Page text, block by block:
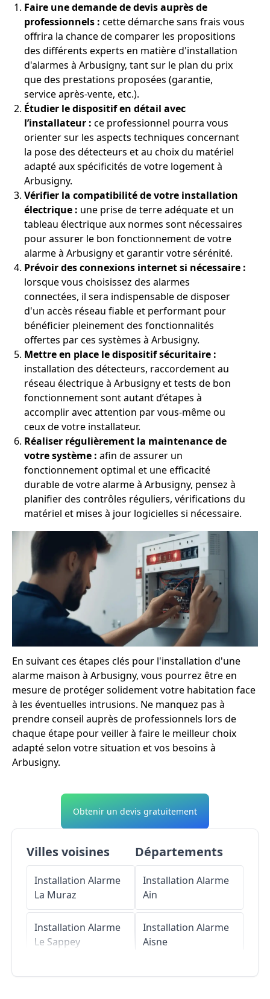
Faire une demande de devis auprès de
professionnels : cette démarche sans frais vous
offrira la chance de comparer les propositions
des différents experts en matière d'installation
d'alarmes à Arbusigny, tant sur le plan du prix
que des prestations proposées (garantie,
service après-vente, etc.).
Étudier le dispositif en détail avec
l’installateur : ce professionnel pourra vous
orienter sur les aspects techniques concernant
la pose des détecteurs et au choix du matériel
adapté aux spécificités de votre logement à
Arbusigny.
Vérifier la compatibilité de votre installation
électrique : une prise de terre adéquate et un
tableau électrique aux normes sont nécessaires
pour assurer le bon fonctionnement de votre
alarme à Arbusigny et garantir votre sérénité.
Prévoir des connexions internet si nécessaire :
lorsque vous choisissez des alarmes
connectées, il sera indispensable de disposer
d'un accès réseau fiable et performant pour
bénéficier pleinement des fonctionnalités
offertes par ces systèmes à Arbusigny.
Mettre en place le dispositif sécuritaire :
installation des détecteurs, raccordement au
réseau électrique à Arbusigny et tests de bon
fonctionnement sont autant d’étapes à
accomplir avec attention par vous-même ou
ceux de votre installateur.
Réaliser régulièrement la maintenance de
votre système : afin de assurer un
fonctionnement optimal et une efficacité
durable de votre alarme à Arbusigny, pensez à
planifier des contrôles réguliers, vérifications du
matériel et mises à jour logicielles si nécessaire.
En suivant ces étapes clés pour l'installation d'une
alarme maison à Arbusigny, vous pourrez être en
mesure de protéger solidement votre habitation face
à les éventuelles intrusions. Ne manquez pas à
prendre conseil auprès de professionnels lors de
chaque étape pour veiller à faire le meilleur choix
adapté selon votre situation et vos besoins à
Arbusigny.
Obtenir un devis gratuitement
Villes voisines
Installation Alarme
La Muraz
Installation Alarme
Le Sappey
Installation Alarme
Départements
Installation Alarme
Ain
Installation Alarme
Aisne
Installation Alarme